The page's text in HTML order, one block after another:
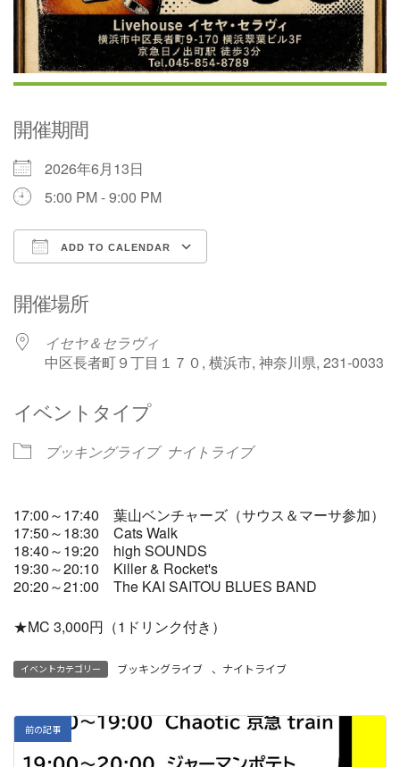
開催期間
2026年6月13日
5:00 PM - 9:00 PM
ADD TO CALENDAR
開催場所
イセヤ＆セラヴィ
中区長者町９丁目１７０, 横浜市, 神奈川県, 231-0033
イベントタイプ
ブッキングライブ ナイトライブ
17:00～17:40 葉山ベンチャーズ（サウス＆マーサ参加）
17:50～18:30 Cats Walk
18:40～19:20 high SOUNDS
19:30～20:10 Killer & Rocket's
20:20～21:00 The KAI SAITOU BLUES BAND
★MC 3,000円（1ドリンク付き）
イベントカテゴリー ブッキングライブ 、 ナイトライブ
前の記事